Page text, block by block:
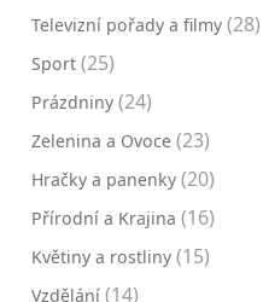
Televizní pořady a filmy (28)
Sport (25)
Prázdniny (24)
Zelenina a Ovoce (23)
Hračky a panenky (20)
Přírodní a Krajina (16)
Květiny a rostliny (15)
Vzdělání (14)